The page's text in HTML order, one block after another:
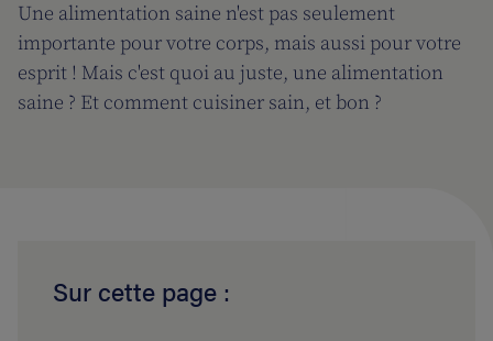
Une alimentation saine n'est pas seulement
importante pour votre corps, mais aussi pour votre
esprit ! Mais c'est quoi au juste, une alimentation
saine ? Et comment cuisiner sain, et bon ?
Sur cette page :